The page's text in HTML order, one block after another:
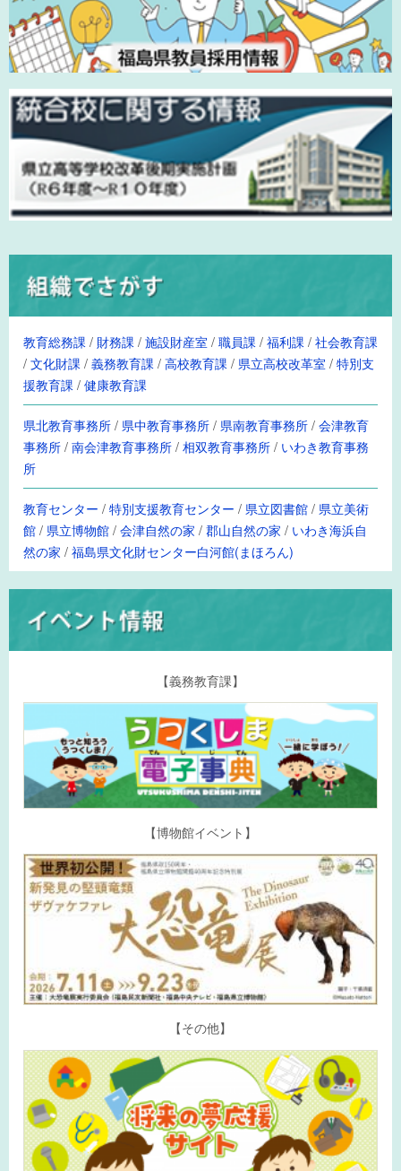
教育総務課 / 財務課 /施設財産室 /職員課 /福利課 /社会教育課
/文化財課 /義務教育課 /高校教育課 / 県立高校改革室 /特別支
援教育課 /健康教育課
県北教育事務所/ 県中教育事務所/ 県南教育事務所/会津教育
事務所/南会津教育事務所/相双教育事務所/ いわき教育事務
所
教育センター /特別支援教育センター / 県立図書館/ 県立美術
館/ 県立博物館/会津自然の家 /郡山自然の家 / いわき海浜自
然の家 /福島県文化財センター白河館(まほろん)
【義務教育課】
【博物館イベント】
【その他】